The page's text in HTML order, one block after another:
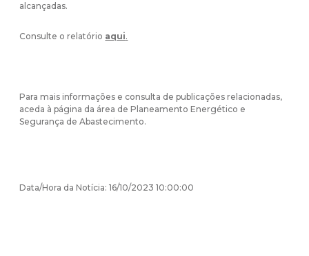
alcançadas.
Consulte o relatório aqui.
Para mais informações e consulta de publicações relacionadas,
aceda à página da área dePlaneamento Energético e
Segurança de Abastecimento.
Data/Hora da Notícia: 16/10/2023 10:00:00